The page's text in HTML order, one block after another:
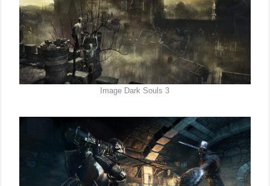
Image Dark Souls 3